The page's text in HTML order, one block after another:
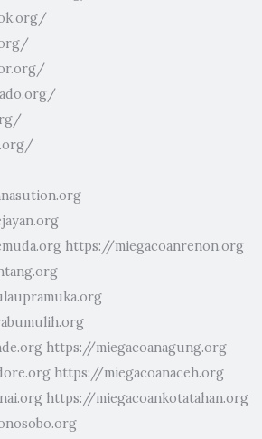
https://miegacoanrenon.org
https://miegacoanagung.org
https://miegacoanaceh.org
https://miegacoankotatahan.org